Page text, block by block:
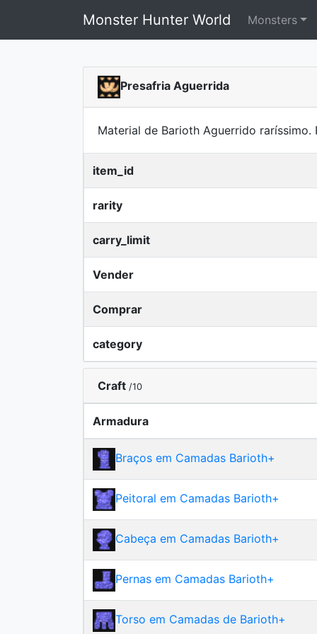
Monster Hunter World Monsters
Presafria Aguerrida
Material de Barioth Aguerrido
item_id
rarity
carry_limit
Vender
Comprar
category
Craft /10
Armadura
Braços em Camadas Barioth+
Peitoral em Camadas Barioth+
Cabeça em Camadas Barioth+
Pernas em Camadas Barioth+
Torso em Camadas de Barioth+